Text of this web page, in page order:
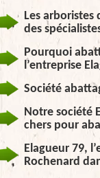
Les arboristes
des
Pourquoi
l’entreprise
Société
Notre société
chers pour
Elagueur 79,
Rochenard